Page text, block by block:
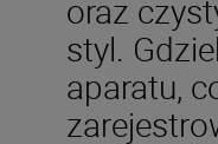
oraz
styl.
aparatu,